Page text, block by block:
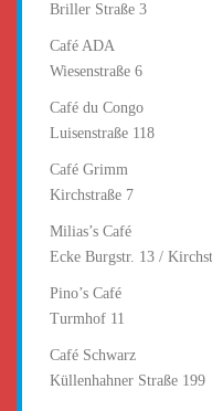
Briller Straße 3
Café ADA
Wiesenstraße 6
Café du Congo
Luisenstraße 118
Café Grimm
Kirchstraße 7
Milias’s Café
Ecke Burgstr. 13 /
Pino’s Café
Turmhof 11
Café Schwarz
Küllenhahner Straße 199